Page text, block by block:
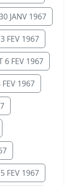
JANV 1967
FEV 1967
6 FEV 1967
1967
FEV 1967